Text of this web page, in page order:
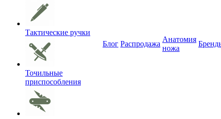
Тактические ручки
Точильные
приспособления
Блог Распродажа
Анатомия
ножа